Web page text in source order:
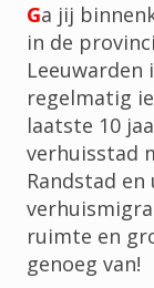
Ga jij
in de
Leeuwarden
regelmatig
laatste 10
verhuisstad
Randstad
ruimte en
genoeg van!